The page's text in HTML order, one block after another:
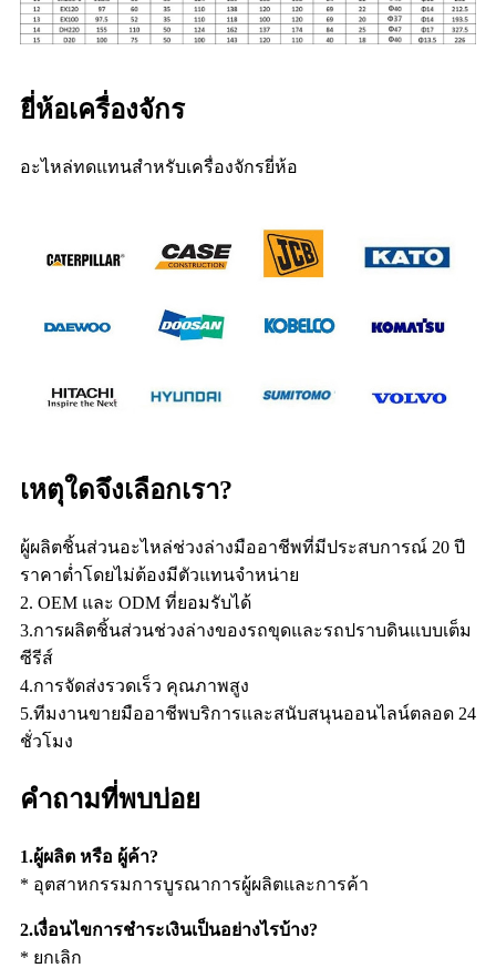
ยี่ห้อเครื่องจักร
อะไหล่ทดแทนสำหรับเครื่องจักรยี่ห้อ
เหตุใดจึงเลือกเรา?
ผู้ผลิตชิ้นส่วนอะไหล่ช่วงล่างมืออาชีพที่มีประสบการณ์ 20 ปี
ราคาต่ำโดยไม่ต้องมีตัวแทนจำหน่าย
2. OEM และ ODM ที่ยอมรับได้
3.การผลิตชิ้นส่วนช่วงล่างของรถขุดและรถปราบดินแบบเต็ม
ซีรีส์
4.การจัดส่งรวดเร็ว คุณภาพสูง
5.ทีมงานขายมืออาชีพบริการและสนับสนุนออนไลน์ตลอด 24
ชั่วโมง
คำถามที่พบบ่อย
1.ผู้ผลิต หรือ ผู้ค้า?
* อุตสาหกรรมการบูรณาการผู้ผลิตและการค้า
2.เงื่อนไขการชำระเงินเป็นอย่างไรบ้าง?
* ยกเลิก